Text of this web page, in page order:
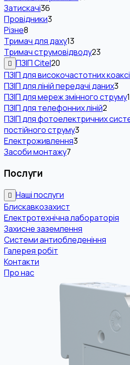
Затискачі36
Провідники3
Різне8
Тримач для даху13
Тримач струмовідводу23
ПЗІП Citel20
ПЗІП для високочастотних
ПЗІП для ліній передачі даних3
ПЗІП для мереж змінного струму
ПЗІП для телефонних ліній2
ПЗІП для фотоелектричних
постійного струму3
Електроживлення3
Засоби монтажу7
Послуги
Наші послуги
Блискавкозахист
Електротехнічна лабораторія
Захисне заземлення
Системи антиобледеніння
Галерея робіт
Контакти
Про нас